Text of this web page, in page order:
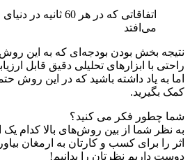
اتفاقاتی که در هر 60
می‌افتد
نتیجه بخش بودن بودجه ای که به این
راحتی با ابزارهای تحلیلی دقیق قابل
اما به یاد داشته باشید که در این روش
کمک بگیرید.
شما چطور فکر می کنید؟
به نظر شما از بین روشهای بالا کدام یک
اثر را برای کسب و کارتان به ارمغان
دوست داریم نظرتان را بدانیم!